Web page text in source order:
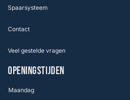
Spaarsysteem
Contact
Veel gestelde vragen
OPENINGSTIJDEN
Maandag